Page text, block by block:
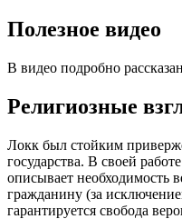
Полезное видео
В видео подробно
Религиозные
Локк был стойким
государства. В своей
описывает необходимость
гражданину (за
гарантируется свобода